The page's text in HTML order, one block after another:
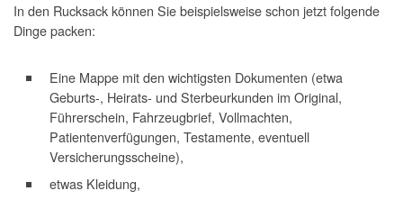
In den Rucksack können Sie beispielsweise schon jetzt folgende
Dinge packen:
Eine Mappe mit den wichtigsten Dokumenten (etwa
Geburts-, Heirats- und Sterbeurkunden im Original,
Führerschein, Fahrzeugbrief, Vollmachten,
Patientenverfügungen, Testamente, eventuell
Versicherungsscheine),
etwas Kleidung,